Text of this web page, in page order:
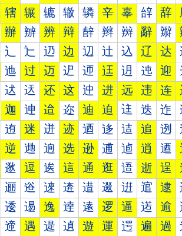
辖 辗 辘 辙 辚 辛 辜 辝 辞
辦 辧 辨 辩 辪 辫 辬 辭 辮
辶 辷 辸 边 辺 辻 込 辽 达
迆 过 迈 迉 迊 迋 迌 迍 迎
迖 迗 还 这 迚 进 远 违 连
迦 迧 迨 迩 迪 迫 迬 迭 迮
迶 迷 迸 迹 迺 迻 迼 追 迾
逆 逇 逈 选 逊 逋 逌 逍 逎
逖 逗 逘 這 通 逛 逜 逝 逞
逦 逧 逨 逩 逪 逫 逬 逭 逮
逶 逷 逸 逹 逺 逻 逼 逽 逾
遆 遇 遈 遉 遊 運 遌 遍 過